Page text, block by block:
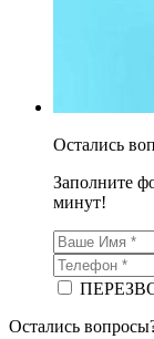
Остались
Заполните
минут!
Остались